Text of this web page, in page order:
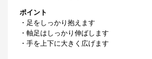
ポイント
・足をしっかり抱えます
・軸足はしっかり伸ばします
・手を上下に大きく広げます